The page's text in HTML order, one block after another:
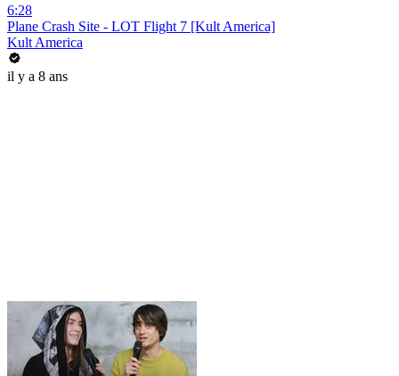
6:28
Plane Crash Site - LOT Flight 7 [Kult America]
Kult America
il y a 8 ans